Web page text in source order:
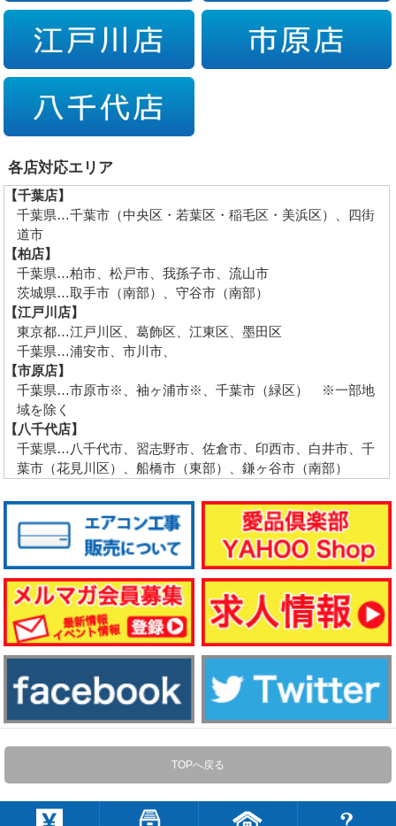
各店対応エリア
【千葉店】
千葉県…千葉市（中央区・若葉区・稲毛区・美浜区）、四街
道市
【柏店】
千葉県…柏市、松戸市、我孫子市、流山市
茨城県…取手市（南部）、守谷市（南部）
【江戸川店】
東京都…江戸川区、葛飾区、江東区、墨田区
千葉県…浦安市、市川市、
【市原店】
千葉県…市原市※、袖ヶ浦市※、千葉市（緑区） ※一部地
域を除く
【八千代店】
千葉県…八千代市、習志野市、佐倉市、印西市、白井市、千
葉市（花見川区）、船橋市（東部）、鎌ヶ谷市（南部）
TOPへ戻る